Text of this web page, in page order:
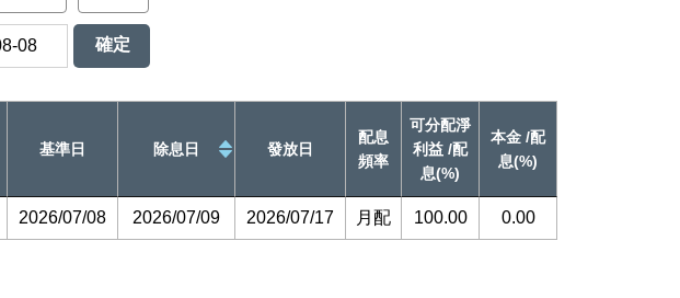
確定
基準日 除息日 發放日
配息
頻率
可分配淨
利益 /配
息(%)
本金 /配
息(%)
2026/07/08 2026/07/09 2026/07/17 月配 100.00 0.00